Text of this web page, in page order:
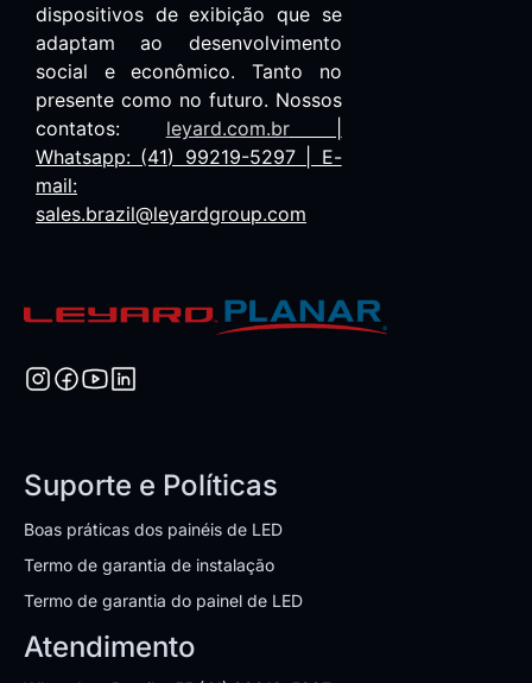
dispositivos de exibição que se
adaptam ao desenvolvimento
social e econômico. Tanto no
presente como no futuro. Nossos
contatos: leyard.com.br|
Whatsapp: (41) 99219-5297 | E-
mail:
sales.brazil@leyardgroup.com
Suporte e Políticas
Boas práticas dos painéis de LED
Termo de garantia de instalação
Termo de garantia do painel de LED
Atendimento